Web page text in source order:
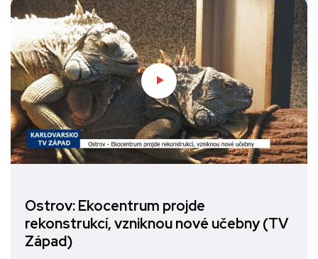
Ostrov: Ekocentrum projde
rekonstrukcí, vzniknou nové učebny (TV
Západ)